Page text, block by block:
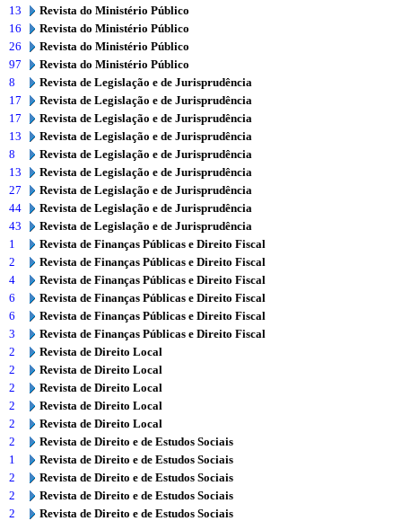
13
Revista do Ministério Público
16
Revista do Ministério Público
26
Revista do Ministério Público
97
Revista do Ministério Público
8
Revista de Legislação e de Jurisprudência
17
Revista de Legislação e de Jurisprudência
17
Revista de Legislação e de Jurisprudência
13
Revista de Legislação e de Jurisprudência
8
Revista de Legislação e de Jurisprudência
13
Revista de Legislação e de Jurisprudência
27
Revista de Legislação e de Jurisprudência
44
Revista de Legislação e de Jurisprudência
43
Revista de Legislação e de Jurisprudência
1
Revista de Finanças Públicas e Direito Fiscal
2
Revista de Finanças Públicas e Direito Fiscal
4
Revista de Finanças Públicas e Direito Fiscal
6
Revista de Finanças Públicas e Direito Fiscal
6
Revista de Finanças Públicas e Direito Fiscal
3
Revista de Finanças Públicas e Direito Fiscal
2
Revista de Direito Local
2
Revista de Direito Local
2
Revista de Direito Local
2
Revista de Direito Local
2
Revista de Direito Local
2
Revista de Direito e de Estudos Sociais
1
Revista de Direito e de Estudos Sociais
2
Revista de Direito e de Estudos Sociais
2
Revista de Direito e de Estudos Sociais
2
Revista de Direito e de Estudos Sociais